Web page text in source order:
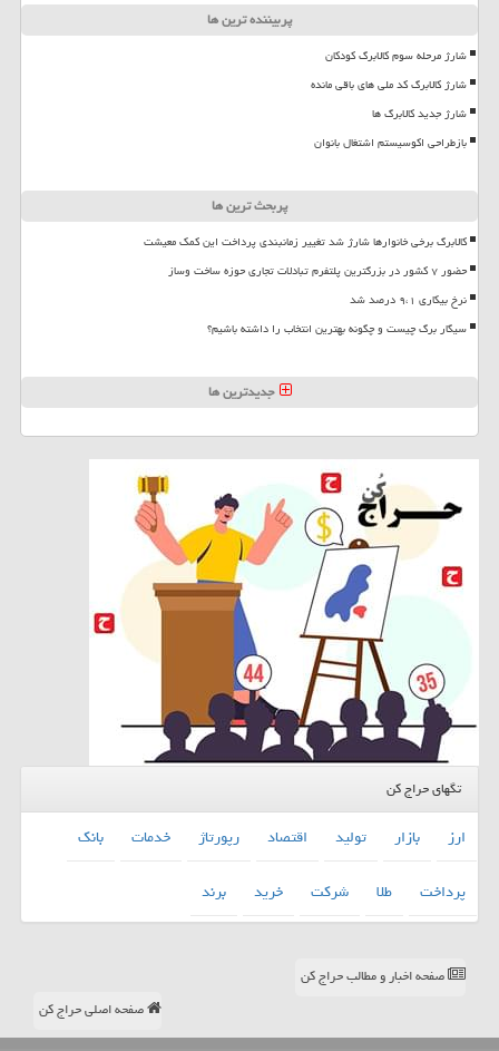
پربیننده ترین ها
شارژ مرحله سوم کالابرگ کودکان
شارژ کالابرگ کد ملی های باقی مانده
شارژ جدید کالابرگ ها
بازطراحی اکوسیستم اشتغال بانوان
پربحث ترین ها
کالابرگ برخی خانوارها شارژ شد تغییر زمانبندی پرداخت این کمک معیشت
حضور ۷ کشور در بزرگترین پلتفرم تبادلات تجاری حوزه ساخت وساز
نرخ بیکاری ۹،۱ درصد شد
سیگار برگ چیست و چگونه بهترین انتخاب را داشته باشیم؟
جدیدترین ها
تگهای حراج کن
ارز بازار تولید اقتصاد رپورتاژ خدمات
بانك
پرداخت
طلا شركت خرید برند
صفحه اخبار و مطالب حراج کن
صفحه اصلی حراج کن